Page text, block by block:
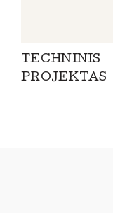
TECHNINIS
PROJEKTAS